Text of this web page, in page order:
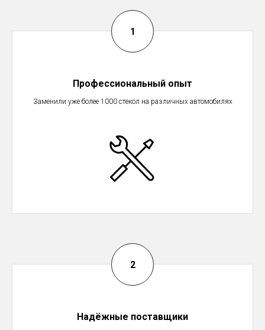
Профессиональный опыт
Заменили уже более 1000 стекол на различных автомобилях
Надёжные поставщики